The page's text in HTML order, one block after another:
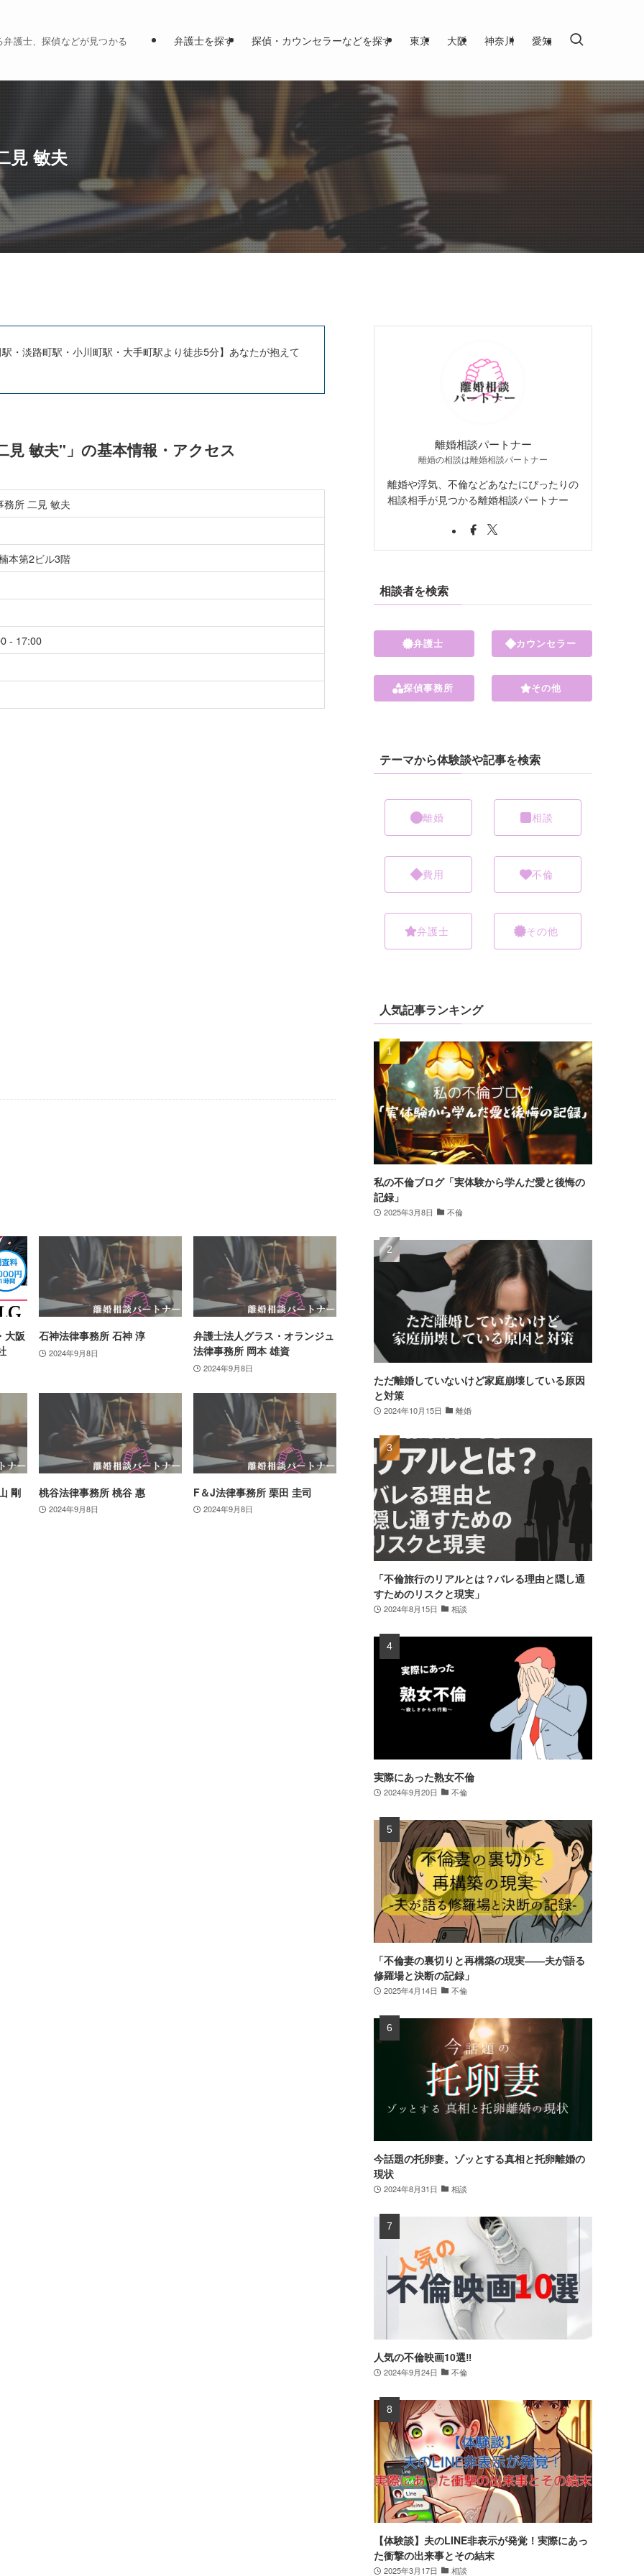
護士、探偵などが見つかる 弁護士を探す 探偵・カウンセラーなどを探す 東京 大阪 神奈川 愛知
見 敏夫
・淡路町駅・小川町駅・大手町駅より徒歩5分】あなたが抱えて
敏夫"」の基本情報・アクセス
所 二見 敏夫
本第2ビル3階
- 17:00
大阪
石神法律事務所 石神 淳
2024年9月8日
弁護士法人グラス・オランジュ
法律事務所 岡本 雄資
2024年9月8日
剛 桃谷法律事務所 桃谷 惠
2024年9月8日
F＆J法律事務所 栗田 圭司
2024年9月8日
離婚相談パートナー
離婚の相談は離婚相談パートナー
離婚や浮気、不倫などあなたにぴったりの
相談相手が見つかる離婚相談パートナー
相談者を検索
弁護士
探偵事務所
カウンセラー
その他
テーマから体験談や記事を検索
離婚 相談
費用 不倫
弁護士 その他
人気記事ランキング
私の不倫ブログ「実体験から学んだ愛と後悔の
記録」
2025年3月8日 不倫
ただ離婚していないけど家庭崩壊している原因
と対策
2024年10月15日 離婚
「不倫旅行のリアルとは？バレる理由と隠し通
すためのリスクと現実」
2024年8月15日 相談
実際にあった熟女不倫
2024年9月20日 不倫
「不倫妻の裏切りと再構築の現実――夫が語る
修羅場と決断の記録」
2025年4月14日 不倫
今話題の托卵妻。ゾッとする真相と托卵離婚の
現状
2024年8月31日 相談
人気の不倫映画10選‼
2024年9月24日 不倫
【体験談】夫のLINE非表示が発覚！実際にあっ
た衝撃の出来事とその結末
2025年3月17日 相談